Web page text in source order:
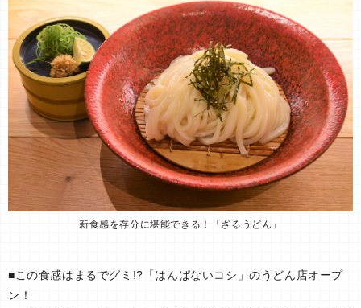
新食感を存分に堪能できる！「ざるうどん」
■この食感はまるでグミ!?「はんぱないコシ」のうどん店オープ
ン！